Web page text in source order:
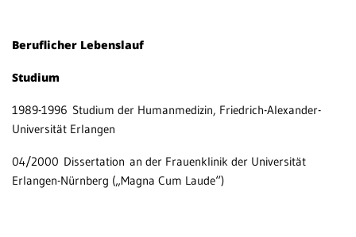
Beruflicher Lebenslauf
Studium
1989-1996 Studium der Humanmedizin, Friedrich-Alexander-
Universität Erlangen
04/2000 Dissertation an der Frauenklinik der Universität
Erlangen-Nürnberg („Magna Cum Laude“)